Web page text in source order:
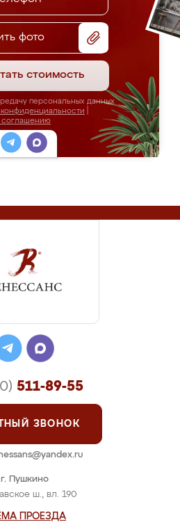
фото
стоимость
персональных данных
соглашению
г. Пушкино
ш., вл. 190
ПРОЕЗДА
511-89-55
ЗВОНОК